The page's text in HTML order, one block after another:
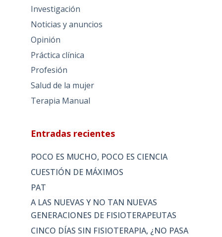
Investigación
Noticias y anuncios
Opinión
Práctica clínica
Profesión
Salud de la mujer
Terapia Manual
Entradas recientes
POCO ES MUCHO, POCO ES CIENCIA
CUESTIÓN DE MÁXIMOS
PAT
A LAS NUEVAS Y NO TAN NUEVAS
GENERACIONES DE FISIOTERAPEUTAS
CINCO DÍAS SIN FISIOTERAPIA, ¿NO PASA